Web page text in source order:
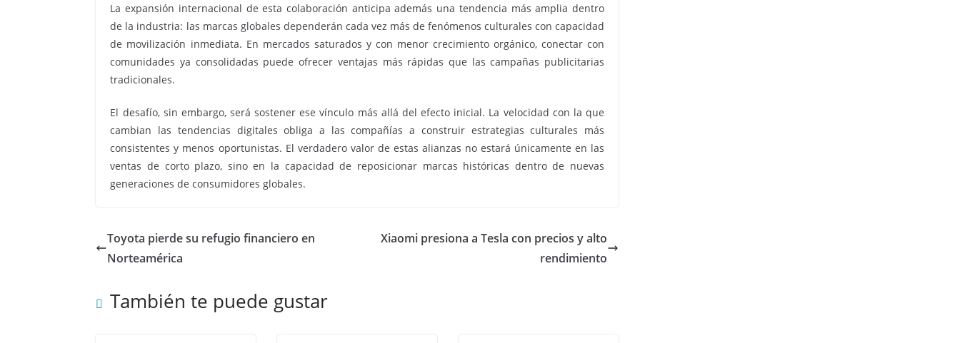
La expansión internacional de esta colaboración anticipa además una tendencia más amplia dentro
de la industria: las marcas globales dependerán cada vez más de fenómenos culturales con capacidad
de movilización inmediata. En mercados saturados y con menor crecimiento orgánico, conectar con
comunidades ya consolidadas puede ofrecer ventajas más rápidas que las campañas publicitarias
tradicionales.
El desafío, sin embargo, será sostener ese vínculo más allá del efecto inicial. La velocidad con la que
cambian las tendencias digitales obliga a las compañías a construir estrategias culturales más
consistentes y menos oportunistas. El verdadero valor de estas alianzas no estará únicamente en las
ventas de corto plazo, sino en la capacidad de reposicionar marcas históricas dentro de nuevas
generaciones de consumidores globales.
Toyota pierde su refugio financiero en
Norteamérica
Xiaomi presiona a Tesla con precios y alto
rendimiento
También te puede gustar